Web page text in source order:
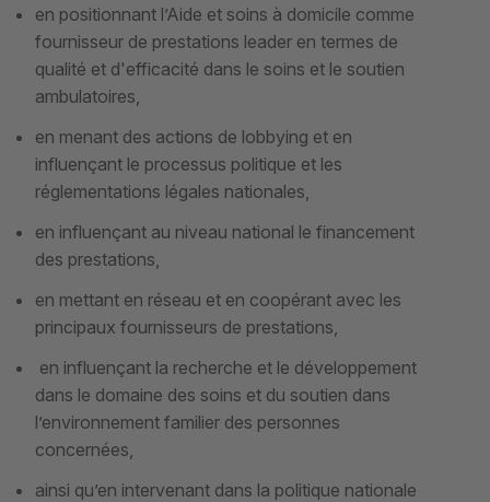
en positionnant l’Aide et soins à domicile comme
fournisseur de prestations leader en termes de
qualité et d'efficacité dans le soins et le soutien
ambulatoires,
en menant des actions de lobbying et en
influençant le processus politique et les
réglementations légales nationales,
en influençant au niveau national le financement
des prestations,
en mettant en réseau et en coopérant avec les
principaux fournisseurs de prestations,
en influençant la recherche et le développement
dans le domaine des soins et du soutien dans
l’environnement familier des personnes
concernées,
ainsi qu’en intervenant dans la politique nationale